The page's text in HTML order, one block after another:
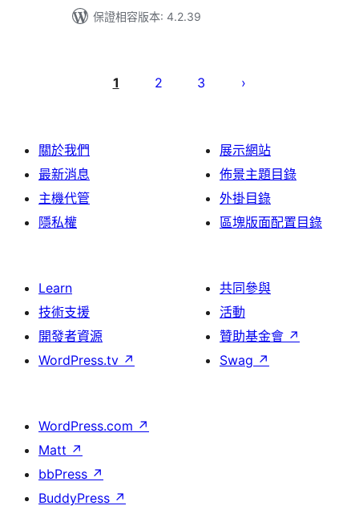
保證相容版本: 4.2.39
1 2 3
關於我們
最新消息
主機代管
隱私權
展示網站
佈景主題目錄
外掛目錄
區塊版面配置目錄
Learn
技術支援
開發者資源
WordPress.tv ↗
共同參與
活動
贊助基金會 ↗
Swag ↗
WordPress.com ↗
Matt ↗
bbPress ↗
BuddyPress ↗